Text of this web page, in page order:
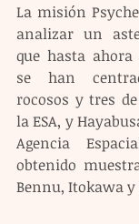
La misión
analizar un
que hasta
se han
rocosos y tres
la ESA, y
Agencia
obtenido
Bennu, Itokawa y